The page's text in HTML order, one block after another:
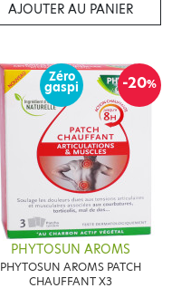
AJOUTER AU PANIER
-20%
Zéro
gaspi
PHYTOSUN AROMS
PHYTOSUN AROMS PATCH
CHAUFFANT X3